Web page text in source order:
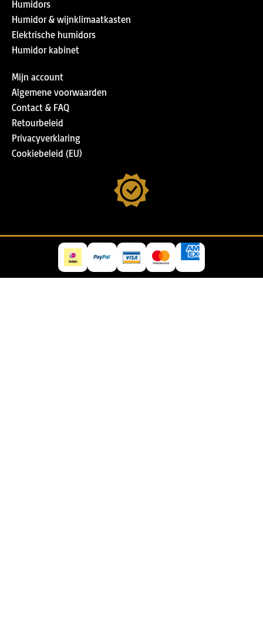
Humidors
Humidor & wijnklimaatkasten
Elektrische humidors
Humidor kabinet
Mijn account
Algemene voorwaarden
Contact & FAQ
Retourbeleid
Privacyverklaring
Cookiebeleid (EU)